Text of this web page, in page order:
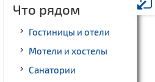
Что рядом
Гостиницы и отели
Мотели и хостелы
Санатории